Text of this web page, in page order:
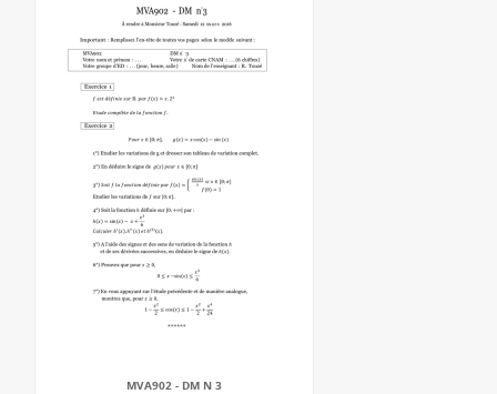
MVA902 - DM N 3